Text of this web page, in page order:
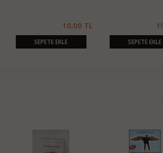
10,00 TL
SEPETE EKLE SEPETE EKLE